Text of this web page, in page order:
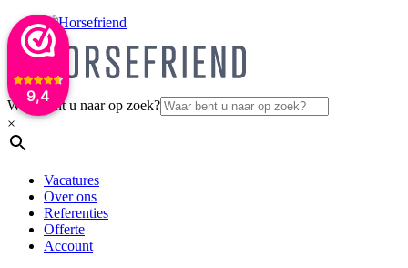
9,4
Waar bent u naar op zoek?
×
Vacatures
Over ons
Referenties
Offerte
Account